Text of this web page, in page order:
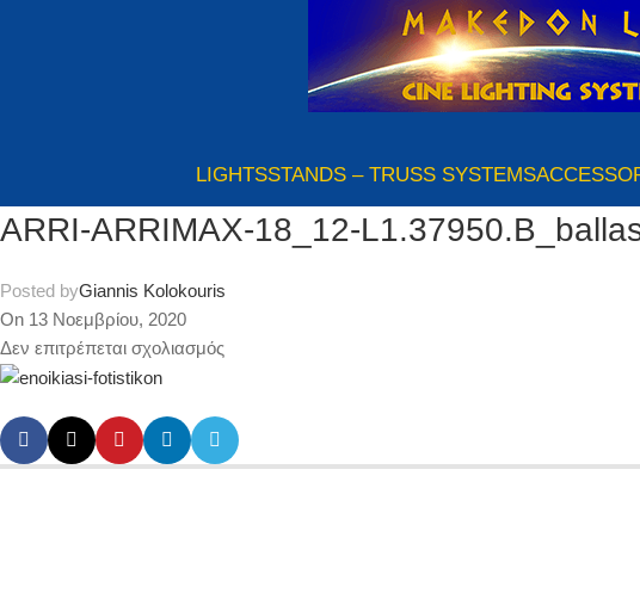
LIGHTSSTANDS – TRUSS SYSTEMS
ARRI-ARRIMAX-18_12-
Posted byGiannis Kolokouris
On 13 Νοεμβρίου, 2020
Δεν επιτρέπεται σχολιασμός